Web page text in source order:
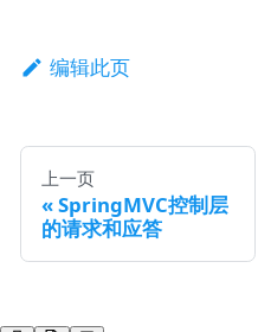
编辑此页
上一页
SpringMVC控制层
的请求和应答